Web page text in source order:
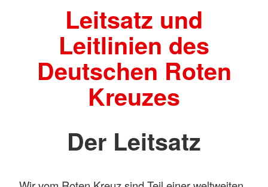
Leitsatz und
Leitlinien des
Deutschen Roten
Kreuzes
Der Leitsatz